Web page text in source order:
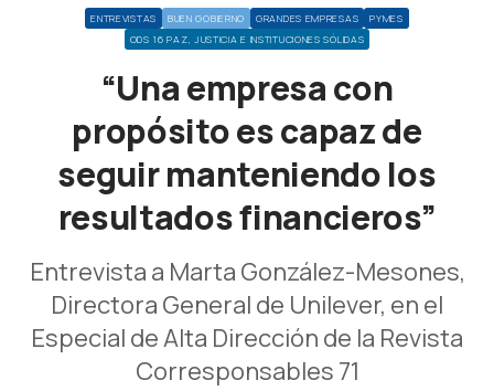
ENTREVISTAS BUEN GOBIERNO GRANDES EMPRESAS
PYMES
ODS 16 PAZ, JUSTICIA E INSTITUCIONES SÓLIDAS
“Una empresa con
propósito es capaz de
seguir manteniendo los
resultados financieros”
Entrevista a Marta González-Mesones,
Directora General de Unilever, en el
Especial de Alta Dirección de la Revista
Corresponsables 71